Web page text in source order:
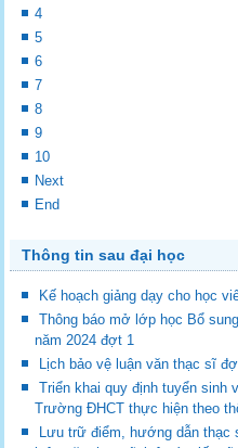
4
5
6
7
8
9
10
Next
End
Thông tin sau đại học
Kế hoạch giảng dạy cho học
Thông báo mở lớp học Bổ
năm 2024 đợt 1
Lịch bảo vệ luận văn thạc sĩ
Triển khai quy định tuyển sinh
Trường ĐHCT thực hiện theo
Lưu trữ điểm, hướng dẫn thạc